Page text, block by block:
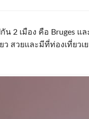
2 เมือง คือ Bruges แล
ว สวยและมีที่ท่องเที่ยว